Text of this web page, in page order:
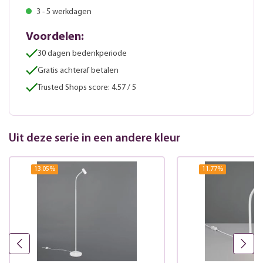
3 - 5 werkdagen
Voordelen:
30 dagen bedenkperiode
Gratis achteraf betalen
Trusted Shops score: 4.57 / 5
Uit deze serie in een andere kleur
13.05% 11.77%